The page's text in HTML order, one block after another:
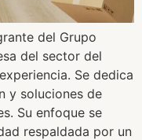
del Grupo
del sector del
Se dedica
y soluciones de
Su enfoque se
respaldada por un